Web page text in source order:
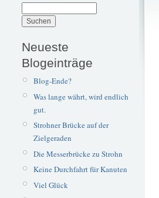
Neueste
Blogeinträge
Blog-Ende?
Was lange währt, wird endlich
gut.
Strohner Brücke auf der
Zielgeraden
Die Messerbrücke zu Strohn
Keine Durchfahrt für Kanuten
Viel Glück